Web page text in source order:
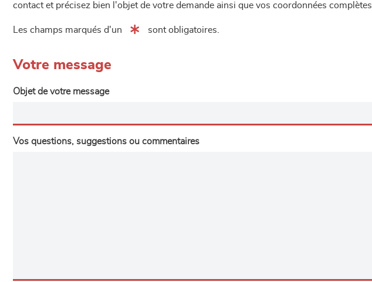
contact et précisez bien l'objet de votre demande ainsi que vos coordonnées complètes.
Les champs marqués d'un sont obligatoires.
Votre message
Objet de votre message
Vos questions, suggestions ou commentaires